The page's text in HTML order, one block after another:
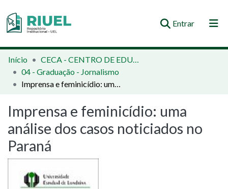
Entrar(current)
Orientações e Normas
Comunidades e Coleções
Estatísticas
Início
CECA - CENTRO DE EDUCAÇÃO, COMUNICAÇÃO E ARTES
04 - Graduação - Jornalismo
Imprensa e feminicídio: uma análise dos casos noticiados no Paraná
Imprensa e feminicídio: uma
análise dos casos noticiados no
Paraná